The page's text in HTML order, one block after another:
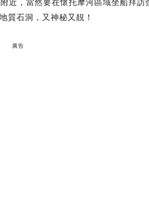
近，當然要在懷托摩河區域坐船拜訪
質石洞，又神秘又靚！
廣告